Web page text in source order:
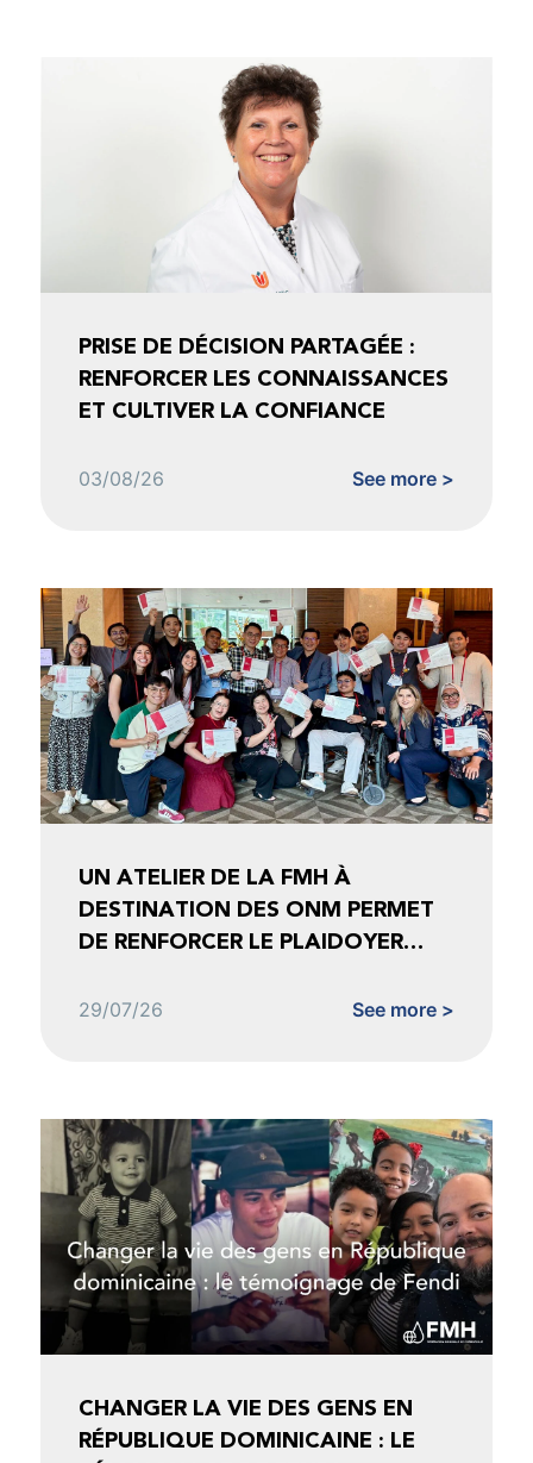
PRISE DE DÉCISION PARTAGÉE :
RENFORCER LES CONNAISSANCES
ET CULTIVER LA CONFIANCE
03/08/26 See more >
UN ATELIER DE LA FMH À
DESTINATION DES ONM PERMET
DE RENFORCER LE PLAIDOYER
29/07/26 See more >
CHANGER LA VIE DES GENS EN
RÉPUBLIQUE DOMINICAINE : LE